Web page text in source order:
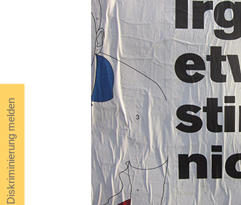
Diskriminierung melden